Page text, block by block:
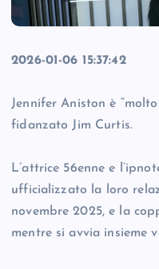
2026-01-06 15:37:42
Jennifer Aniston è
fidanzato Jim Curtis.
L’attrice 56enne e
ufficializzato la loro
novembre 2025, e la
mentre si avvia insieme